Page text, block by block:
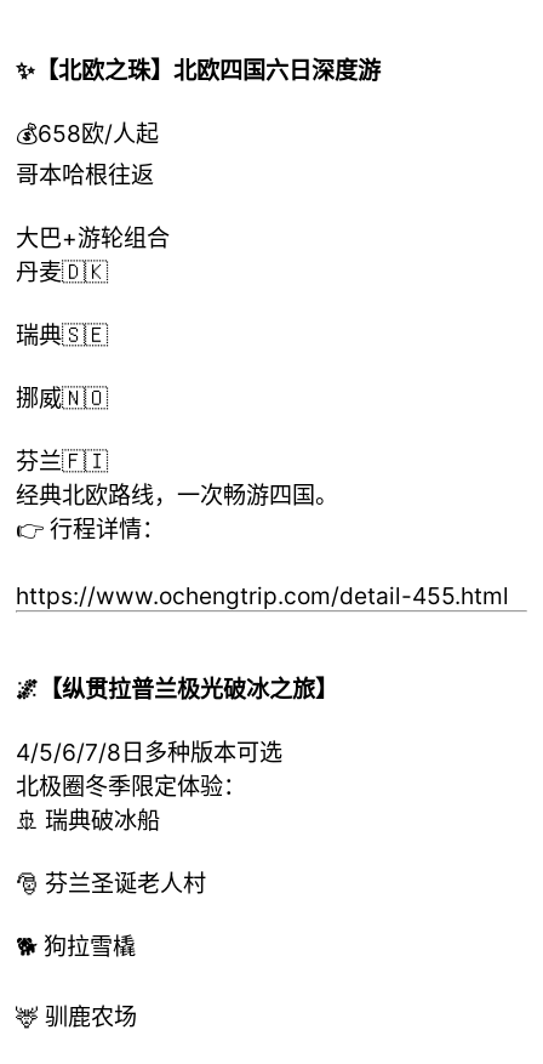
✨【北欧之珠】北欧四国六日深度游
💰658欧/人起
哥本哈根往返
大巴+游轮组合
丹麦🇩🇰
瑞典🇸🇪
挪威🇳🇴
芬兰🇫🇮
经典北欧路线，一次畅游四国。
👉 行程详情：
https://www.ochengtrip.com/detail-455.html
🌌【纵贯拉普兰极光破冰之旅】
4/5/6/7/8日多种版本可选
北极圈冬季限定体验：
🚢 瑞典破冰船
🎅 芬兰圣诞老人村
🐕 狗拉雪橇
🦌 驯鹿农场